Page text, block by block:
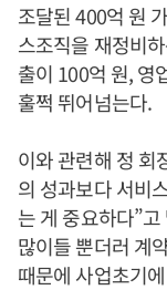
조달된 400억 원
스조직을 재정비
출이 100억 원, 영
훌쩍 뛰어넘는다.
이와 관련해 정 회
의 성과보다 서비
는 게 중요하다”
많이들 뿐더러 계
때문에 사업초기